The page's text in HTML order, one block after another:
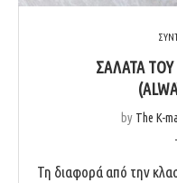
ΣΑΛΆΤΑ ΤΟΥ
by The K-
Τη διαφορά από την